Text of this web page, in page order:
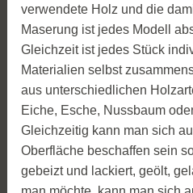
verwendete Holz und die
Maserung ist jedes Modell
Gleichzeit ist jedes Stück
Materialien selbst
aus unterschiedlichen
Eiche, Esche, Nussbaum
Gleichzeitig kann man sich
Oberfläche beschaffen sein
gebeizt und lackiert, geölt,